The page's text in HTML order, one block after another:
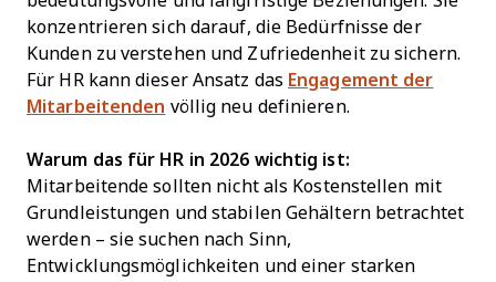
konzentrieren sich darauf, die Bedürfnisse der
Kunden zu verstehen und Zufriedenheit zu sichern.
Für HR kann dieser Ansatz das Engagement der
Mitarbeitenden völlig neu definieren.
Warum das für HR in 2026 wichtig ist:
Mitarbeitende sollten nicht als Kostenstellen mit
Grundleistungen und stabilen Gehältern betrachtet
werden – sie suchen nach Sinn,
Entwicklungsmöglichkeiten und einer starken